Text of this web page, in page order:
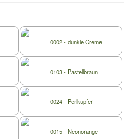
0002 - dunkle Creme
0103 - Pastellbraun
0024 - Perlkupfer
0015 - Neonorange